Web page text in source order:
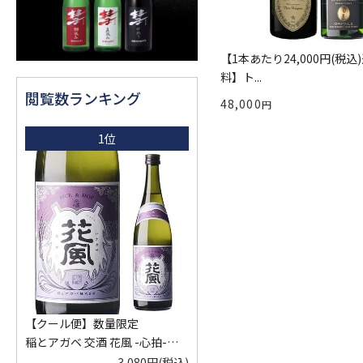
閲覧数ランキング
1位
【クール便】数量限定
稲とアガベ 交酒 花風 -心拍-
【1本あたり24,000円(税込
料】ト...
48,000